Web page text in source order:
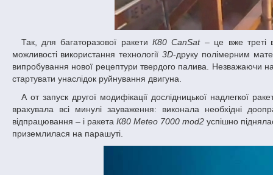
Так, для багаторазової ракетиК80 CanSat– це вже треті
можливості використання технології3D-друку полімерним
випробування нової рецептури твердого палива. Незважаючи
стартувати унаслідок руйнування двигуна.
А от запуск другої модифікації дослідницької надлегкої
врахувала всі минулі зауваження: виконала необхідні
відпрацювання – і ракета К80 Meteo 7000 mod2 успішно
приземлилася на парашуті.